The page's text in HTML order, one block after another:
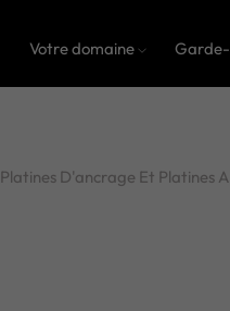
Votre domaine
Platines D'ancrage Et Platines